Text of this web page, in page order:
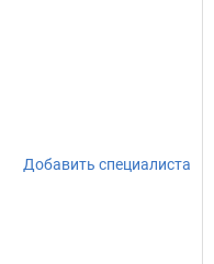
Добавить специалиста